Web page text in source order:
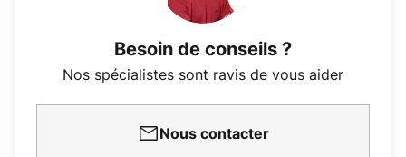
Besoin de conseils ?
Nos spécialistes sont ravis de vous aider
Nous contacter